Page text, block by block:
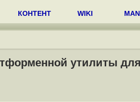
КОНТЕНТ WIKI
утилиты